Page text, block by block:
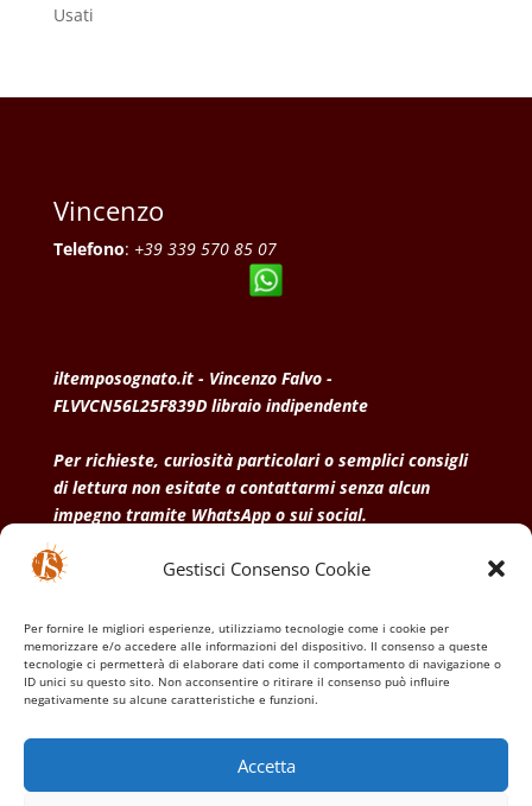
Gestisci Consenso Cookie
Per fornire le migliori esperienze, utilizziamo tecnologie come i cookie per
memorizzare e/o accedere alle informazioni del dispositivo. Il consenso a queste
tecnologie ci permetterà di elaborare dati come il comportamento di navigazione o
ID unici su questo sito. Non acconsentire o ritirare il consenso può influire
negativamente su alcune caratteristiche e funzioni.
Accetta
Usati
Vincenzo
Telefono: +39 339 570 85 07
iltemposognato.it - Vincenzo Falvo -
FLVVCN56L25F839D libraio indipendente
Per richieste, curiosità particolari o semplici consigli
di lettura non esitate a contattarmi senza alcun
impegno tramite WhatsApp o sui social.
• Condizioni generali di vendita